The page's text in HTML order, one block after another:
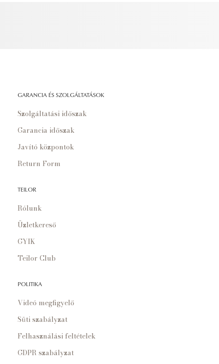
GARANCIA ÉS SZOLGÁLTATÁSOK
Szolgáltatási időszak
Garancia időszak
Javító központok
Return Form
TEILOR
Rólunk
Üzletkereső
GYIK
Teilor Club
POLITIKA
Videó megfigyelő
Süti szabályzat
Felhasználási feltételek
GDPR szabályzat